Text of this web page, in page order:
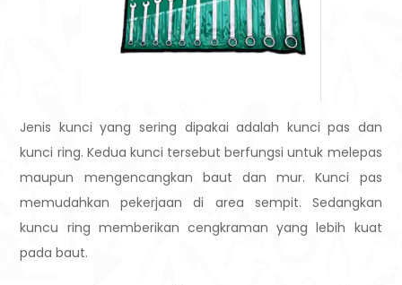
Jenis kunci yang sering dipakai adalah kunci pas dan
kunci ring. Kedua kunci tersebut berfungsi untuk melepas
maupun mengencangkan baut dan mur. Kunci pas
memudahkan pekerjaan di area sempit. Sedangkan
kuncu ring memberikan cengkraman yang lebih kuat
pada baut.